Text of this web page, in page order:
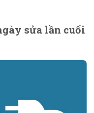
sửa lần cuối